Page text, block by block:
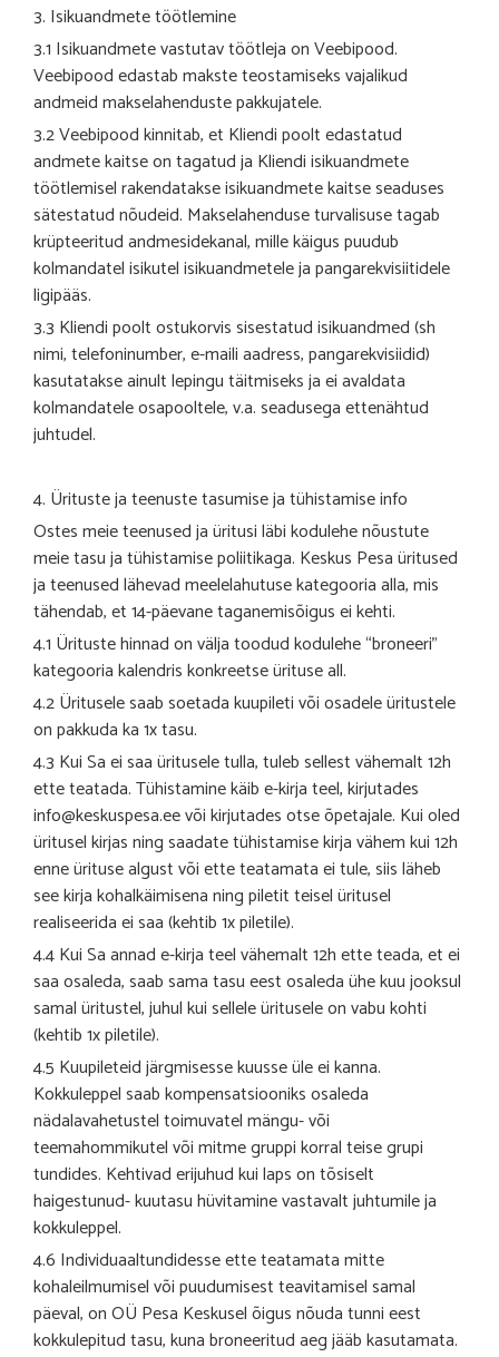
3. Isikuandmete töötlemine
3.1 Isikuandmete vastutav töötleja on Veebipood.
Veebipood edastab makste teostamiseks vajalikud
andmeid makselahenduste pakkujatele.
3.2 Veebipood kinnitab, et Kliendi poolt edastatud
andmete kaitse on tagatud ja Kliendi isikuandmete
töötlemisel rakendatakse isikuandmete kaitse seaduses
sätestatud nõudeid. Makselahenduse turvalisuse tagab
krüpteeritud andmesidekanal, mille käigus puudub
kolmandatel isikutel isikuandmetele ja pangarekvisiitidele
ligipääs.
3.3 Kliendi poolt ostukorvis sisestatud isikuandmed (sh
nimi, telefoninumber, e-maili aadress, pangarekvisiidid)
kasutatakse ainult lepingu täitmiseks ja ei avaldata
kolmandatele osapooltele, v.a. seadusega ettenähtud
juhtudel.
4. Ürituste ja teenuste tasumise ja tühistamise info
Ostes meie teenused ja üritusi läbi kodulehe nõustute
meie tasu ja tühistamise poliitikaga. Keskus Pesa üritused
ja teenused lähevad meelelahutuse kategooria alla, mis
tähendab, et 14-päevane taganemisõigus ei kehti.
4.1 Ürituste hinnad on välja toodud kodulehe “broneeri”
kategooria kalendris konkreetse ürituse all.
4.2 Üritusele saab soetada kuupileti või osadele üritustele
on pakkuda ka 1x tasu.
4.3 Kui Sa ei saa üritusele tulla, tuleb sellest vähemalt 12h
ette teatada. Tühistamine käib e-kirja teel, kirjutades
info@keskuspesa.ee või kirjutades otse õpetajale. Kui oled
üritusel kirjas ning saadate tühistamise kirja vähem kui 12h
enne ürituse algust või ette teatamata ei tule, siis läheb
see kirja kohalkäimisena ning piletit teisel üritusel
realiseerida ei saa (kehtib 1x piletile).
4.4 Kui Sa annad e-kirja teel vähemalt 12h ette teada, et ei
saa osaleda, saab sama tasu eest osaleda ühe kuu jooksul
samal üritustel, juhul kui sellele üritusele on vabu kohti
(kehtib 1x piletile).
4.5 Kuupileteid järgmisesse kuusse üle ei kanna.
Kokkuleppel saab kompensatsiooniks osaleda
nädalavahetustel toimuvatel mängu- või
teemahommikutel või mitme gruppi korral teise grupi
tundides. Kehtivad erijuhud kui laps on tõsiselt
haigestunud- kuutasu hüvitamine vastavalt juhtumile ja
kokkuleppel.
4.6 Individuaaltundidesse ette teatamata mitte
kohaleilmumisel või puudumisest teavitamisel samal
päeval, on OÜ Pesa Keskusel õigus nõuda tunni eest
kokkulepitud tasu, kuna broneeritud aeg jääb kasutamata.